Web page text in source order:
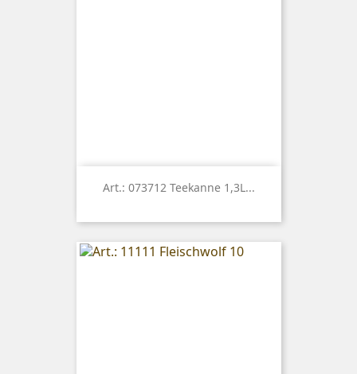
Art.: 073712 Teekanne 1,3L...